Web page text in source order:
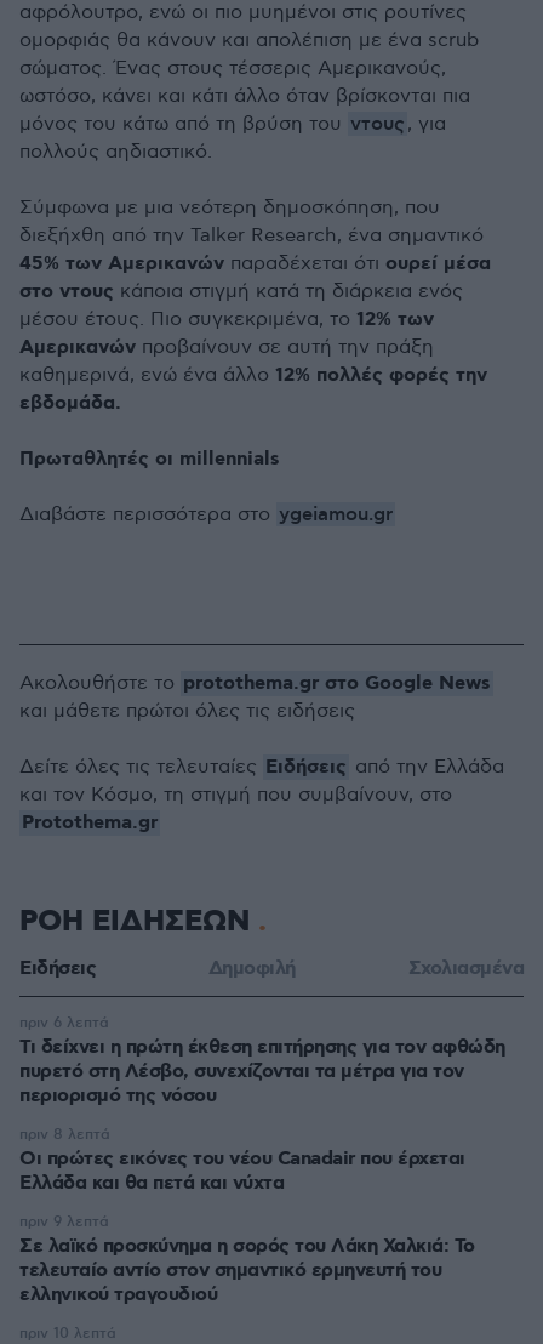
αφρόλουτρο, ενώ οι πιο μυημένοι στις ρουτίνες
ομορφιάς θα κάνουν και απολέπιση με ένα scrub
σώματος. Ένας στους τέσσερις Αμερικανούς,
ωστόσο, κάνει και κάτι άλλο όταν βρίσκονται πια
μόνος του κάτω από τη βρύση του ντους , για
πολλούς αηδιαστικό.
Σύμφωνα με μια νεότερη δημοσκόπηση, που
διεξήχθη από την Talker Research, ένα σημαντικό
45% των Αμερικανών παραδέχεται ότι ουρεί μέσα
στο ντους κάποια στιγμή κατά τη διάρκεια ενός
μέσου έτους. Πιο συγκεκριμένα, το 12% των
Αμερικανών προβαίνουν σε αυτή την πράξη
καθημερινά, ενώ ένα άλλο 12% πολλές φορές την
εβδομάδα.
Πρωταθλητές οι millennials
Διαβάστε περισσότερα στο ygeiamou.gr
Ακολουθήστε το protothema.gr στο Google News
και μάθετε πρώτοι όλες τις ειδήσεις
Δείτε όλες τις τελευταίες Ειδήσεις από την Ελλάδα
και τον Κόσμο, τη στιγμή που συμβαίνουν, στο
Protothema.gr
ΡΟΗ ΕΙΔΗΣΕΩΝ
Ειδήσεις Δημοφιλή Σχολιασμένα
Τι δείχνει η πρώτη έκθεση επιτήρησης για τον αφθώδη
πυρετό στη Λέσβο, συνεχίζονται τα μέτρα για τον
περιορισμό της νόσου
πριν 6 λεπτά
Οι πρώτες εικόνες του νέου Canadair που έρχεται
Ελλάδα και θα πετά και νύχτα
πριν 8 λεπτά
Σε λαϊκό προσκύνημα η σορός του Λάκη Χαλκιά: Το
τελευταίο αντίο στον σημαντικό ερμηνευτή του
ελληνικού τραγουδιού
πριν 9 λεπτά
πριν 10 λεπτά